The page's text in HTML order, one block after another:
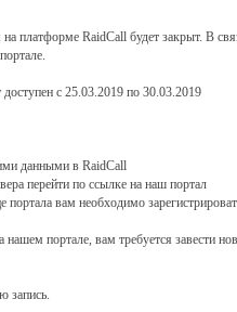
платформе RaidCall будет закрыт. В
с 25.03.2019 по 30.03.2019
данными в RaidCall
перейти по ссылке на наш портал
портала вам необходимо
нашем портале, вам требуется завести
запись.